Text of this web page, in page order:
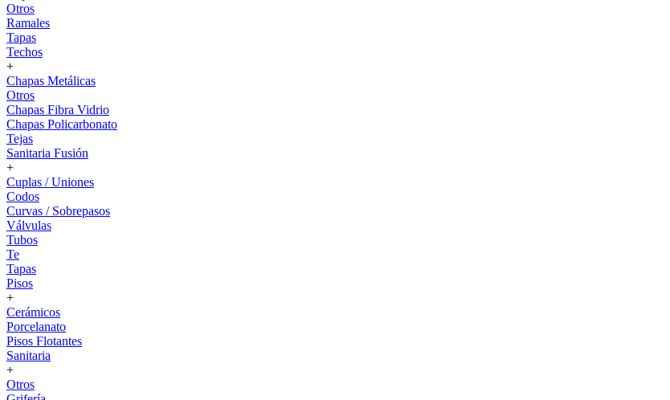
Otros
Ramales
Tapas
Techos
+
Chapas Metálicas
Otros
Chapas Fibra Vidrio
Chapas Policarbonato
Tejas
Sanitaria Fusión
+
Cuplas / Uniones
Codos
Curvas / Sobrepasos
Válvulas
Tubos
Te
Tapas
Pisos
+
Cerámicos
Porcelanato
Pisos Flotantes
Sanitaria
+
Otros